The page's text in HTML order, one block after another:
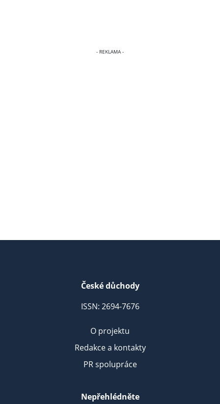
České důchody
ISSN: 2694-7676
O projektu
Redakce a kontakty
PR spolupráce
Nepřehlédněte